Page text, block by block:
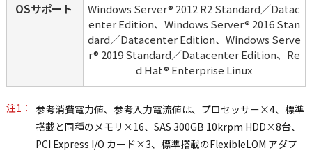
OSサポート
Windows Server® 2012 R2 Standard／Datac
enter Edition、Windows Server® 2016 Stan
dard／Datacenter Edition、Windows Serve
r® 2019 Standard／Datacenter Edition、Re
d Hat® Enterprise Linux
注1： 参考消費電力値、参考入力電流値は、プロセッサー×4、標準
搭載と同種のメモリ×16、SAS 300GB 10krpm HDD×8台、
PCI Express I/O カード×3、標準搭載のFlexibleLOM アダプ